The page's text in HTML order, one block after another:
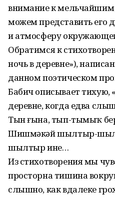
внимание к
можем представить его
и атмосферу
Обратимся к
ночь в деревне»),
данном поэтическом
Бабич описывает тихую,
деревне, когда едва
Тын ғына, тып-тымыҡ бер
Шишмәкәй шылтыр-
шылтыр ине…
Из стихотворения мы
просторна тишина
слышно, как вдалеке